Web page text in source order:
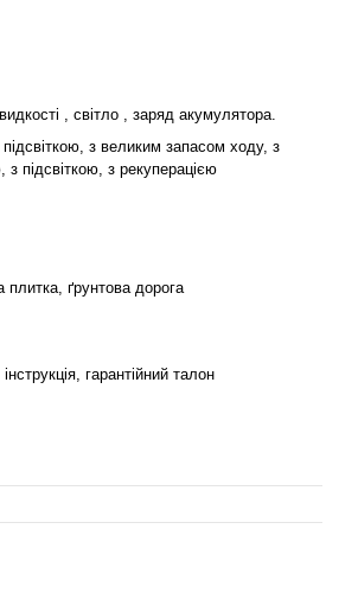
, світло , заряд акумулятора.
з великим запасом ходу, з
підсвіткою, з рекуперацією
плитка, ґрунтова дорога
гарантійний талон